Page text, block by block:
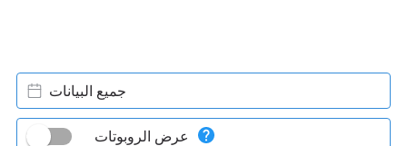
جميع البيانات
عرض الروبوتات